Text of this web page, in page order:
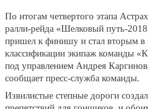
По итогам четвертого этапа
ралли-рейда «Шелковый путь-
пришел к финишу и стал вторым в
классификации экипаж команды
под управлением Андрея
сообщает пресс-служба команды.
Извилистые степные дороги